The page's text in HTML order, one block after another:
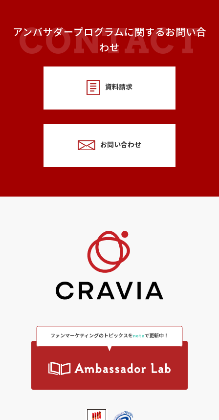
アンバサダープログラムに関するお問い合
わせ
資料請求
お問い合わせ
ファンマーケティングのトピックスをnoteで更新中！